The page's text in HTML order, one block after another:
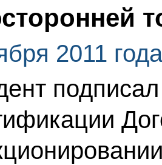
2011 года